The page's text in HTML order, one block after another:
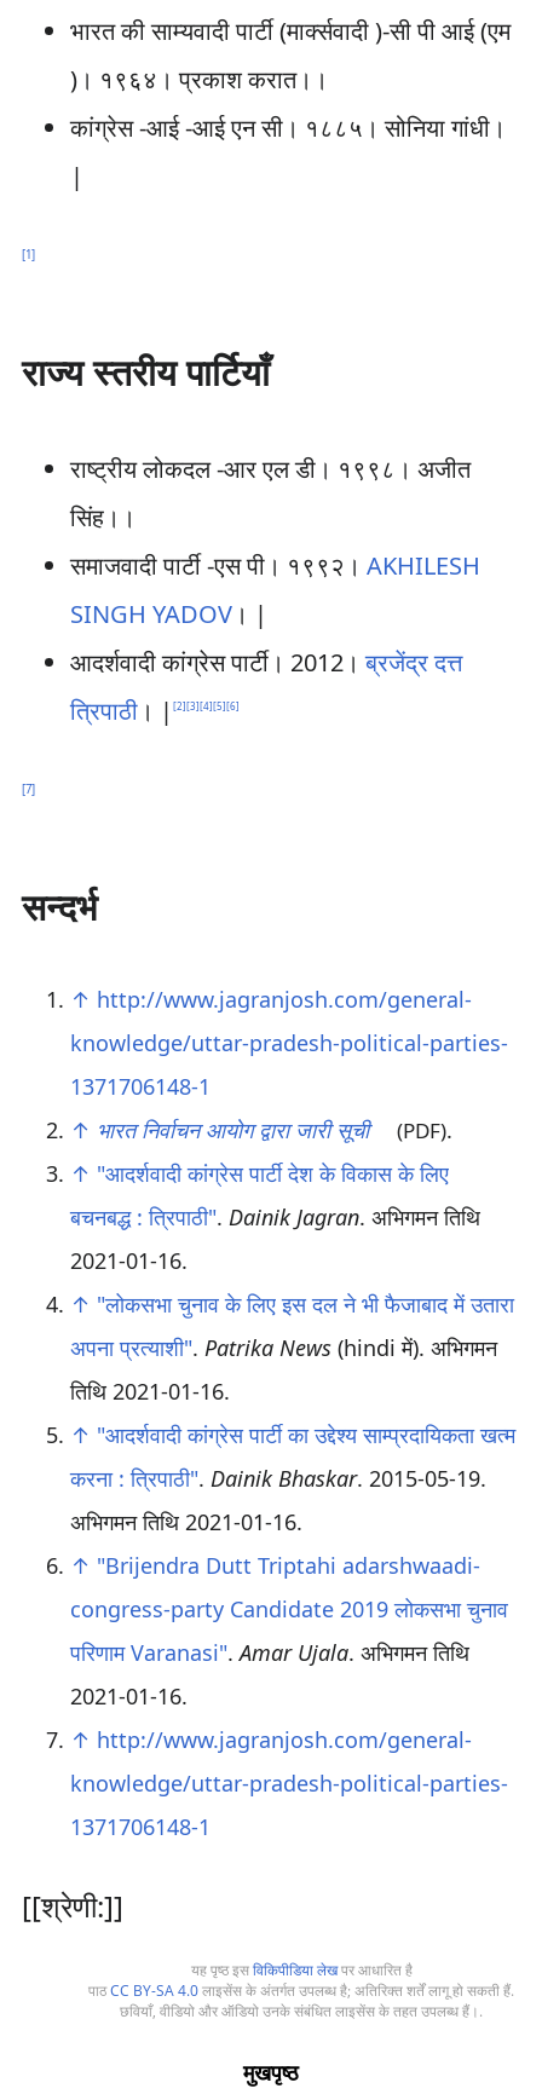
भारत की साम्यवादी पार्टी (मार्क्सवादी )-सी पी आई (एम
)। १९६४। प्रकाश करात।।
कांग्रेस -आई -आई एन सी। १८८५। सोनिया गांधी।
|
[1]
राज्य स्तरीय पार्टियाँ
राष्ट्रीय लोकदल -आर एल डी। १९९८। अजीत
सिंह।।
समाजवादी पार्टी -एस पी। १९९२। AKHILESH
SINGH YADOV। |
आदर्शवादी कांग्रेस पार्टी। 2012।ब्रजेंद्र दत्त
त्रिपाठी। | [2][3][4][5][6]
[7]
सन्दर्भ
↑ http://www.jagranjosh.com/general-
knowledge/uttar-pradesh-political-parties-
1371706148-1
↑ भारत निर्वाचन आयोग द्वारा जारी सूची (PDF).
↑ "आदर्शवादी कांग्रेस पार्टी देश के विकास के लिए
बचनबद्ध : त्रिपाठी". Dainik Jagran. अभिगमन तिथि
2021-01-16.
↑ "लोकसभा चुनाव के लिए इस दल ने भी फैजाबाद में उतारा
अपना प्रत्याशी". Patrika News(hindi में). अभिगमन
तिथि 2021-01-16.
↑ "आदर्शवादी कांग्रेस पार्टी का उद्देश्य साम्प्रदायिकता खत्म
करना : त्रिपाठी". Dainik Bhaskar. 2015-05-19.
अभिगमन तिथि 2021-01-16.
↑ "Brijendra Dutt Triptahi adarshwaadi-
congress-party Candidate 2019 लोकसभा चुनाव
परिणाम Varanasi".Amar Ujala. अभिगमन तिथि
2021-01-16.
↑ http://www.jagranjosh.com/general-
knowledge/uttar-pradesh-political-parties-
1371706148-1
[[श्रेणी:]]
यह पृष्ठ इसविकिपीडिया लेखपर आधारित है
पाठCC BY-SA 4.0लाइसेंस के अंतर्गत उपलब्ध है; अतिरिक्त शर्तें लागू हो सकती हैं.
छवियाँ, वीडियो और ऑडियो उनके संबंधित लाइसेंस के तहत उपलब्ध हैं।.
मुखपृष्ठ